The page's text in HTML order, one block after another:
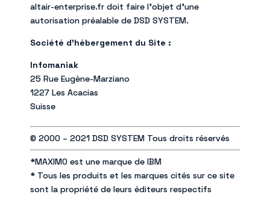
altair-enterprise.fr doit faire l’objet d’une
autorisation préalable de DSD SYSTEM.
Société d’hébergement du Site :
Infomaniak
25 Rue Eugène-Marziano
1227 Les Acacias
Suisse
© 2000 – 2021 DSD SYSTEM Tous droits réservés
*MAXIMO est une marque de IBM
* Tous les produits et les marques cités sur ce site
sont la propriété de leurs éditeurs respectifs